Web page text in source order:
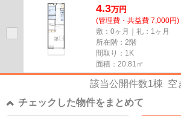
4.3万円
(管理費・共益費 7,000円)
敷：0ヶ月｜礼：1ヶ月
所在階：2階
間取り：1K
面積：20.81㎡
該当公開件数1棟 空
チェックした物件をまとめて